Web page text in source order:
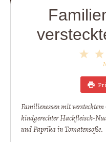
Star
Familienessen mit
kindgerechter Hackfleisch-
und Paprika in Tomatensoße.